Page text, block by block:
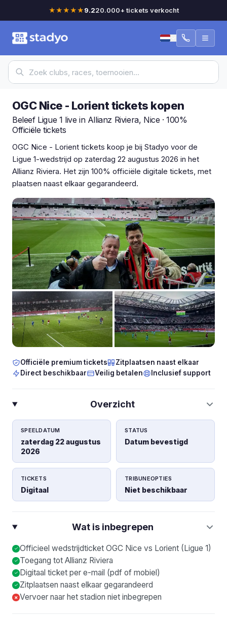
★★★★★9.220.000+ tickets verkocht
OGC Nice - Lorient tickets kopen
Beleef Ligue 1 live in Allianz Riviera, Nice · 100%
Officiële tickets
OGC Nice - Lorient tickets koop je bij Stadyo voor de
Ligue 1-wedstrijd op zaterdag 22 augustus 2026 in het
Allianz Riviera. Het zijn 100% officiële digitale tickets, met
plaatsen naast elkaar gegarandeerd.
Officiële premium tickets
Zitplaatsen naast elkaar
Direct beschikbaar
Veilig betalen Inclusief support
Overzicht
SPEELDATUM
zaterdag 22 augustus
2026
STATUS
Datum bevestigd
TICKETS
Digitaal
TRIBUNEOPTIES
Niet beschikbaar
Wat is inbegrepen
Officieel wedstrijdticket OGC Nice vs Lorient (Ligue 1)
Toegang tot Allianz Riviera
Digitaal ticket per e-mail (pdf of mobiel)
Zitplaatsen naast elkaar gegarandeerd
× Vervoer naar het stadion niet inbegrepen